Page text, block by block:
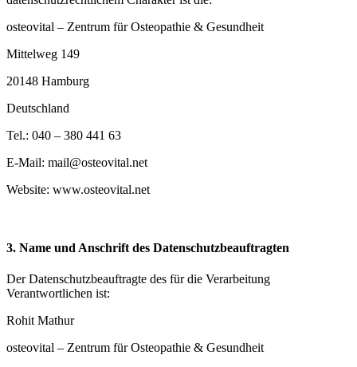
osteovital – Zentrum für Osteopathie & Gesundheit
Mittelweg 149
20148 Hamburg
Deutschland
Tel.: 040 – 380 441 63
E-Mail: mail@osteovital.net
Website: www.osteovital.net
3. Name und Anschrift des Datenschutzbeauftragten
Der Datenschutzbeauftragte des für die Verarbeitung
Verantwortlichen ist:
Rohit Mathur
osteovital – Zentrum für Osteopathie & Gesundheit